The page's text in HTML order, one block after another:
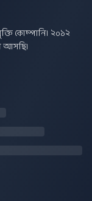
কোম্পানি। ২০১২
আসছি।